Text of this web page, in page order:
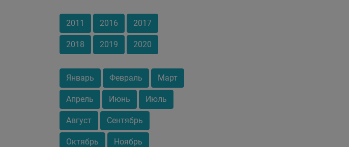
2011 2016 2017
2018 2019 2020
Январь Февраль Март
Апрель Июнь Июль
Август Сентябрь
Октябрь Ноябрь